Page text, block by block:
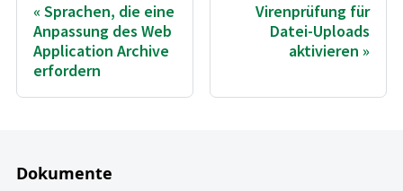
Sprachen, die eine
Anpassung des Web
Application Archive
erfordern
Virenprüfung für
Datei-Uploads
aktivieren
Dokumente